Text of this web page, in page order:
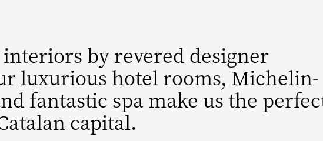
by revered designer
luxurious hotel rooms, Michelin-
fantastic spa make us the
capital.